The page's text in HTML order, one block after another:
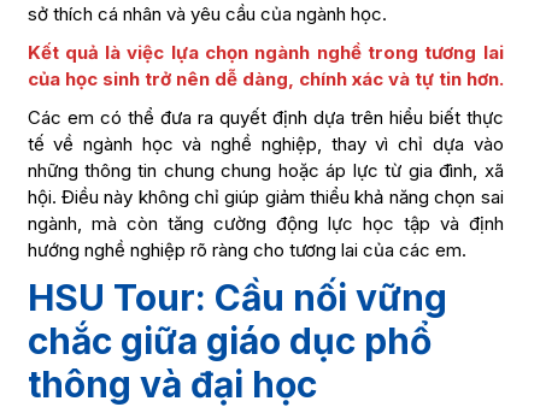
sở thích cá nhân và yêu cầu của ngành học.
Kết quả là việc lựa chọn ngành nghề trong tương lai
của học sinh trở nên dễ dàng, chính xác và tự tin hơn.
Các em có thể đưa ra quyết định dựa trên hiểu biết thực
tế về ngành học và nghề nghiệp, thay vì chỉ dựa vào
những thông tin chung chung hoặc áp lực từ gia đình, xã
hội. Điều này không chỉ giúp giảm thiểu khả năng chọn sai
ngành, mà còn tăng cường động lực học tập và định
hướng nghề nghiệp rõ ràng cho tương lai của các em.
HSU Tour: Cầu nối vững
chắc giữa giáo dục phổ
thông và đại học